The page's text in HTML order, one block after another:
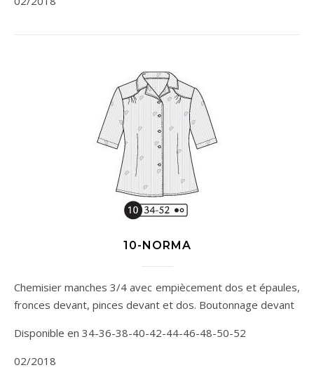
10-NORMA
Chemisier manches 3/4 avec empiècement dos et épaules,
fronces devant, pinces devant et dos. Boutonnage devant
Disponible en 34-36-38-40-42-44-46-48-50-52
02/2018